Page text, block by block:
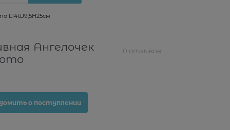
L14W9,5Н25см
Ангелочек
о поступлении
0 отзывов